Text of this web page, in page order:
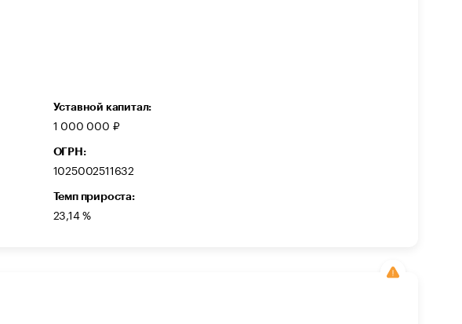
Уставной капитал:
1 000 000 ₽
ОГРН:
1025002511632
Темп прироста:
23,14 %